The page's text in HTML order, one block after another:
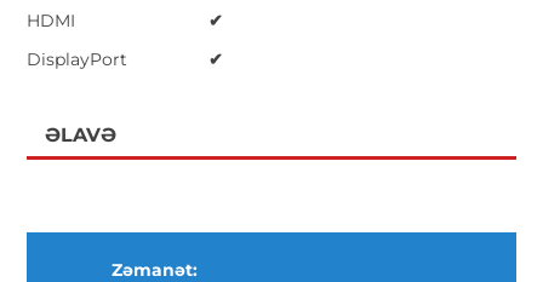
HDMI
✔
DisplayPort
✔
ƏLAVƏ
Zəmanət: